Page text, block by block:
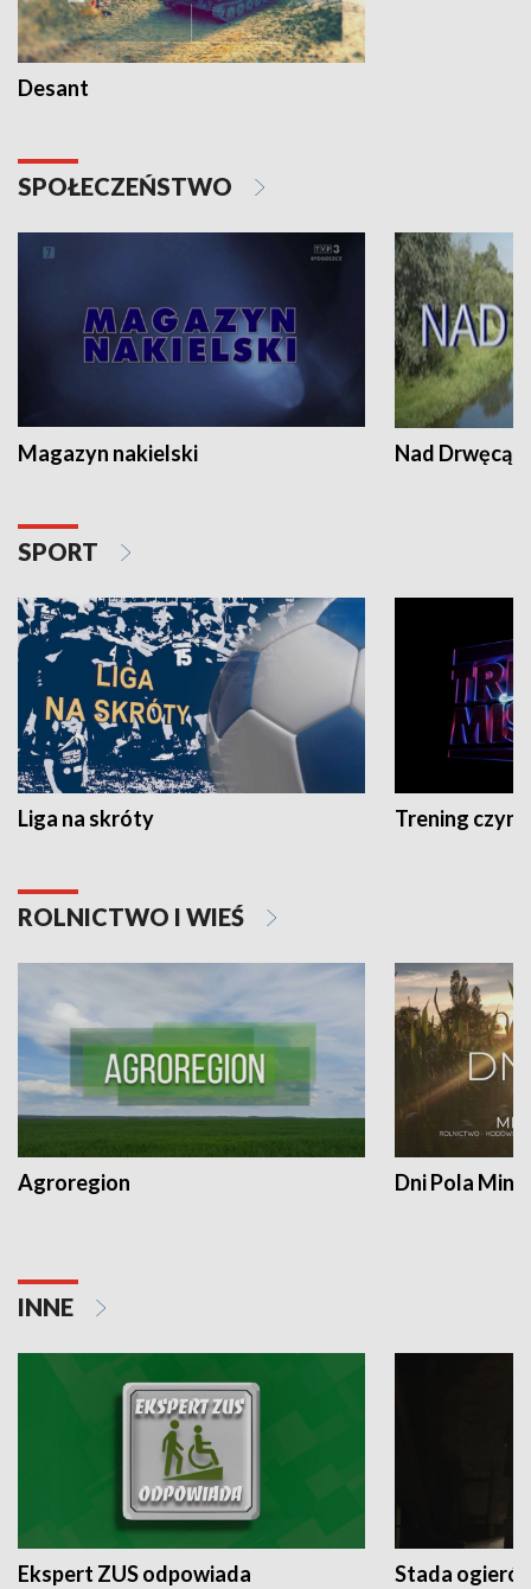
Desant
SPOŁECZEŃSTWO
Magazyn nakielski Nad Drwęcą
SPORT
Liga na skróty Trening czyni
ROLNICTWO I WIEŚ
Agroregion Dni Pola
INNE
Ekspert ZUS odpowiada Stada